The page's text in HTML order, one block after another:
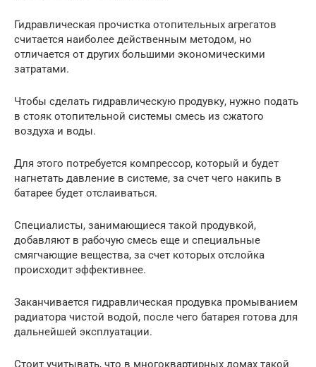
Гидравлическая прочистка отопительных агрегатов
считается наиболее действенным методом, но
отличается от других большими экономическими
затратами.
Чтобы сделать гидравлическую продувку, нужно подать
в стояк отопительной системы смесь из сжатого
воздуха и воды.
Для этого потребуется компрессор, который и будет
нагнетать давление в системе, за счет чего накипь в
батарее будет отслаиваться.
Специалисты, занимающиеся такой продувкой,
добавляют в рабочую смесь еще и специальные
смягчающие вещества, за счет которых отслойка
происходит эффективнее.
Заканчивается гидравлическая продувка промыванием
радиатора чистой водой, после чего батарея готова для
дальнейшей эксплуатации.
Стоит учитывать, что в многоквартирных домах такой